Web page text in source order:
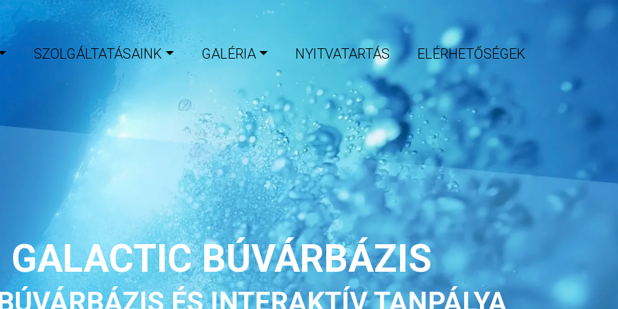
SZOLGÁLTATÁSAINK GALÉRIA NYITVATARTÁS ELÉRHETŐSÉGEK
GALACTIC BÚVÁRBÁZIS
ÉS INTERAKTÍV TANPÁLYA